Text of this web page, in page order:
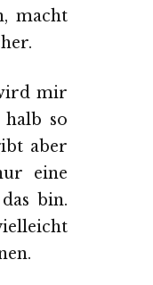
macht
mir
so
aber
eine
bin.